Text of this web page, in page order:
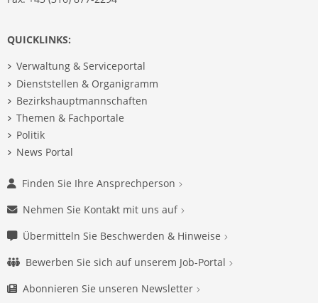
QUICKLINKS:
Verwaltung & Serviceportal
Dienststellen & Organigramm
Bezirkshauptmannschaften
Themen & Fachportale
Politik
News Portal
Finden Sie Ihre Ansprechperson
Nehmen Sie Kontakt mit uns auf
Übermitteln Sie Beschwerden & Hinweise
Bewerben Sie sich auf unserem Job-Portal
Abonnieren Sie unseren Newsletter